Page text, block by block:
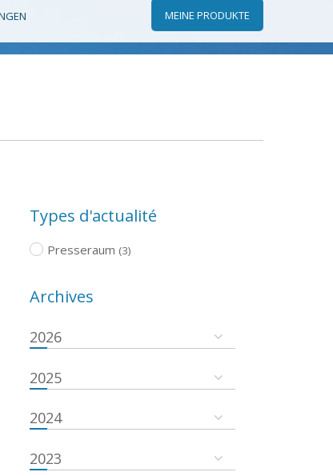
MEINE PRODUKTE
Types d'actualité
Presseraum (3)
Archives
2026
2025
2024
2023